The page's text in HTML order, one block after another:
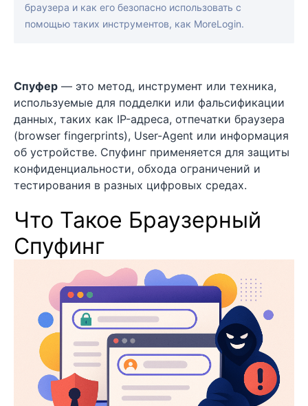
браузера и как его безопасно использовать с
помощью таких инструментов, как MoreLogin.
Спуфер — это метод, инструмент или техника,
используемые для подделки или фальсификации
данных, таких как IP-адреса, отпечатки браузера
(browser fingerprints), User-Agent или информация
об устройстве. Спуфинг применяется для защиты
конфиденциальности, обхода ограничений и
тестирования в разных цифровых средах.
Что Такое Браузерный
Спуфинг